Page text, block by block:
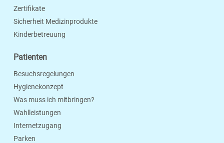
Zertifikate
Sicherheit Medizinprodukte
Kinderbetreuung
Patienten
Besuchsregelungen
Hygienekonzept
Was muss ich mitbringen?
Wahlleistungen
Internetzugang
Parken